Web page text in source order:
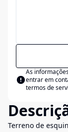
As
entrar em
termos de
Terreno de